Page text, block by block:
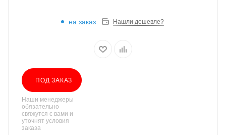
на заказ Нашли дешевле?
ПОД ЗАКАЗ
Наши менеджеры
обязательно
свяжутся с вами и
уточнят условия
заказа